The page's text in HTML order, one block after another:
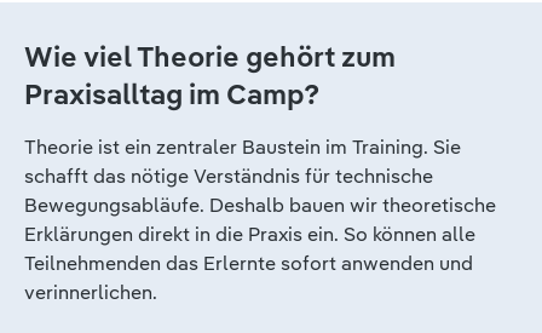
Wie viel Theorie gehört zum
Praxisalltag im Camp?
Theorie ist ein zentraler Baustein im Training. Sie
schafft das nötige Verständnis für technische
Bewegungsabläufe. Deshalb bauen wir theoretische
Erklärungen direkt in die Praxis ein. So können alle
Teilnehmenden das Erlernte sofort anwenden und
verinnerlichen.